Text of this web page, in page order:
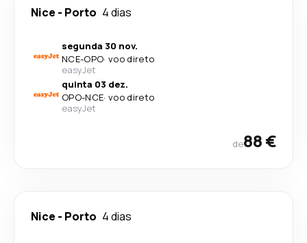
Nice - Porto 4 dias
segunda 30 nov.
NCE-OPO· voo direto
easyJet
quinta 03 dez.
OPO-NCE· voo direto
easyJet
de88 €
Nice - Porto 4 dias